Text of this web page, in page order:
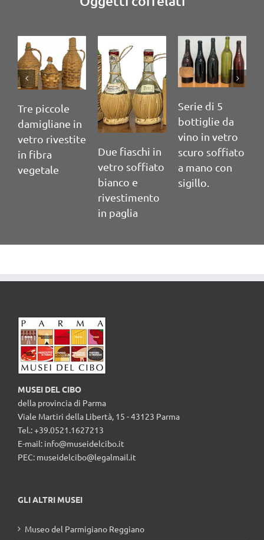
Tre piccole
damigliane in
vetro rivestite
in fibra
vegetale
Due fiaschi in
vetro soffiato
bianco e
rivestimento
in paglia
Serie di 5
bottiglie da
vino in vetro
scuro soffiato
a mano con
sigillo.
MUSEI DEL CIBO
della provincia di Parma
Viale Martiri della Libertà, 15 - 43123 Parma
Tel.: +39.0521.1627213
E-mail: info@museidelcibo.it
PEC: museidelcibo@legalmail.it
GLI ALTRI MUSEI
Museo del Parmigiano Reggiano